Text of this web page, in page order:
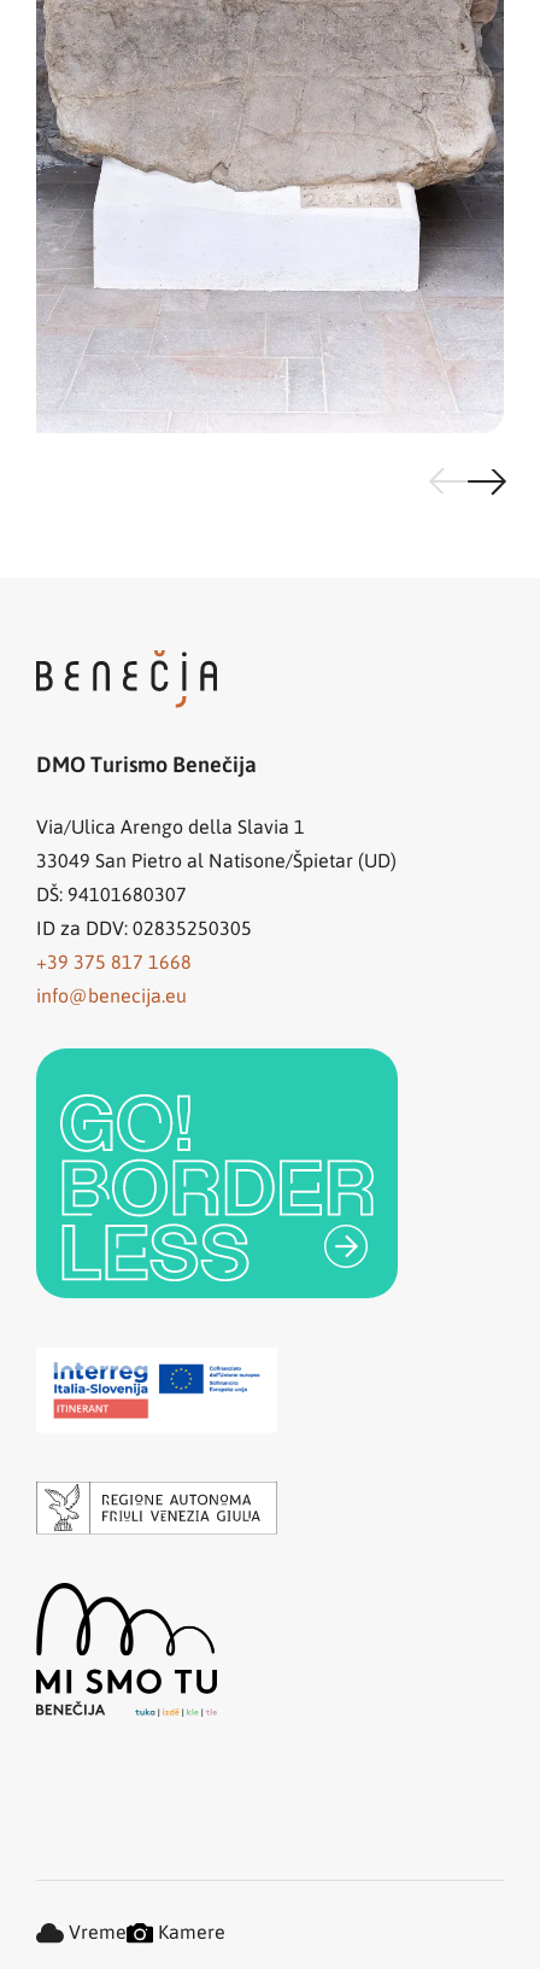
DMO Turismo Benečija
Via/Ulica Arengo della Slavia 1
33049 San Pietro al Natisone/Špietar (UD)
DŠ: 94101680307
ID za DDV: 02835250305
+39 375 817 1668
info@benecija.eu
Vreme Kamere